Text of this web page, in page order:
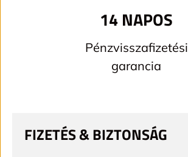
14 NAPOS
Pénzvisszafizetési
garancia
FIZETÉS & BIZTONSÁG